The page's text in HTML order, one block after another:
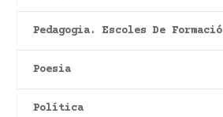
Pedagogia. Escoles De Formació
Poesia
Política